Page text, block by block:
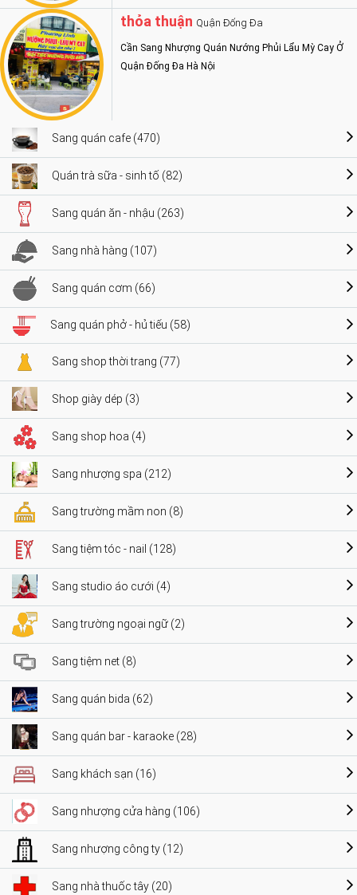
thỏa thuận Quận Đống Đa
Cần Sang Nhượng Quán Nướng Phủi Lẩu Mỳ Cay Ở
Quận Đống Đa Hà Nội
Sang quán cafe (470)
Quán trà sữa - sinh tố (82)
Sang quán ăn - nhậu (263)
Sang nhà hàng (107)
Sang quán cơm (66)
Sang quán phở - hủ tiếu (58)
Sang shop thời trang (77)
Shop giày dép (3)
Sang shop hoa (4)
Sang nhượng spa (212)
Sang trường mầm non (8)
Sang tiệm tóc - nail (128)
Sang studio áo cưới (4)
Sang trường ngoại ngữ (2)
Sang tiệm net (8)
Sang quán bida (62)
Sang quán bar - karaoke (28)
Sang khách sạn (16)
Sang nhượng cửa hàng (106)
Sang nhượng công ty (12)
Sang nhà thuốc tây (20)